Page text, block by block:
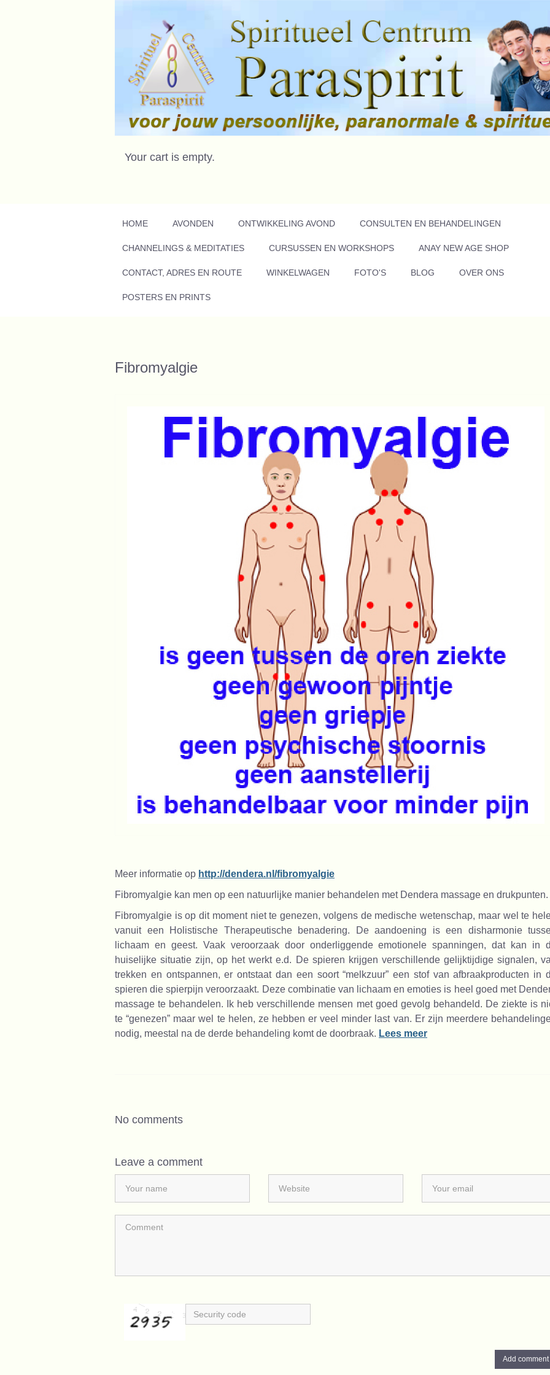
Your cart is empty.
HOME AVONDEN ONTWIKKELING AVOND CONSULTEN EN BEHANDELINGEN
CHANNELINGS & MEDITATIES CURSUSSEN EN WORKSHOPS ANAY NEW AGE SHOP
CONTACT, ADRES EN ROUTE WINKELWAGEN FOTO'S BLOG OVER ONS
POSTERS EN PRINTS
Fibromyalgie
Meer informatie op http://dendera.nl/fibromyalgie
Fibromyalgie kan men op een natuurlijke manier behandelen met Dendera massage en drukpunten.
Fibromyalgie is op dit moment niet te genezen, volgens de medische wetenschap, maar wel te
vanuit een Holistische Therapeutische benadering. De aandoening is een disharmonie
lichaam en geest. Vaak veroorzaak door onderliggende emotionele spanningen, dat kan in
huiselijke situatie zijn, op het werkt e.d. De spieren krijgen verschillende gelijktijdige signalen,
trekken en ontspannen, er ontstaat dan een soort “melkzuur” een stof van afbraakproducten in
spieren die spierpijn veroorzaakt. Deze combinatie van lichaam en emoties is heel goed met
massage te behandelen. Ik heb verschillende mensen met goed gevolg behandeld. De ziekte is
te “genezen” maar wel te helen, ze hebben er veel minder last van. Er zijn meerdere
nodig, meestal na de derde behandeling komt de doorbraak. Lees meer
No comments
Leave a comment